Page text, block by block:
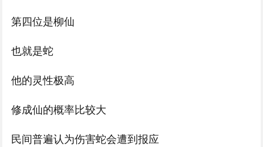
第四位是柳仙
也就是蛇
他的灵性极高
修成仙的概率比较大
民间普遍认为伤害蛇会遭到报应